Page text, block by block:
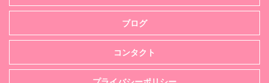
ブログ
コンタクト